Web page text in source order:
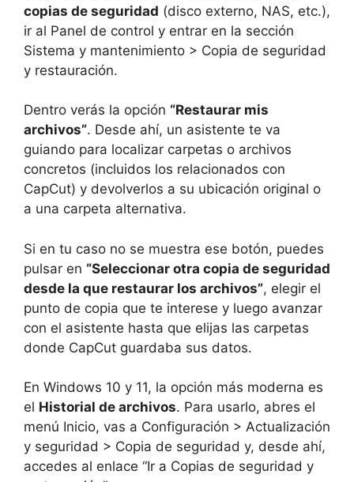
copias de seguridad (disco externo, NAS, etc.),
ir al Panel de control y entrar en la sección
Sistema y mantenimiento > Copia de seguridad
y restauración.
Dentro verás la opción “Restaurar mis
archivos”. Desde ahí, un asistente te va
guiando para localizar carpetas o archivos
concretos (incluidos los relacionados con
CapCut) y devolverlos a su ubicación original o
a una carpeta alternativa.
Si en tu caso no se muestra ese botón, puedes
pulsar en “Seleccionar otra copia de seguridad
desde la que restaurar los archivos”, elegir el
punto de copia que te interese y luego avanzar
con el asistente hasta que elijas las carpetas
donde CapCut guardaba sus datos.
En Windows 10 y 11, la opción más moderna es
el Historial de archivos. Para usarlo, abres el
menú Inicio, vas a Configuración > Actualización
y seguridad > Copia de seguridad y, desde ahí,
accedes al enlace “Ir a Copias de seguridad y